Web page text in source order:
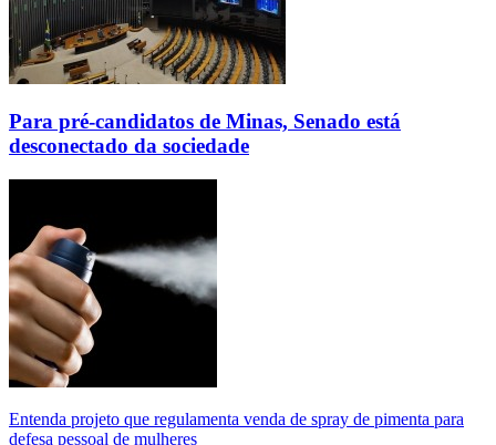
Para pré-candidatos de Minas, Senado está
desconectado da sociedade
Entenda projeto que regulamenta venda de spray de pimenta para
defesa pessoal de mulheres